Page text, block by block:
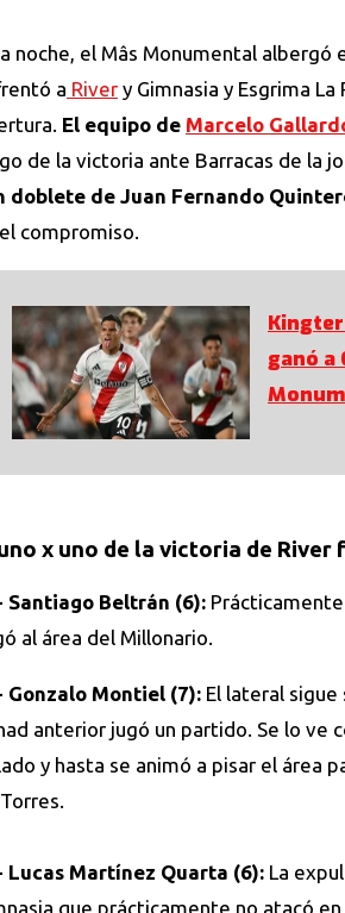
noche, el Mâs Monumental
a River y Gimnasia y Esgrima
El equipo de Marcelo
de la victoria ante Barracas de la
doblete de Juan Fernando
compromiso.
ganó a
x uno de la victoria de River
Santiago Beltrán (6):
al área del Millonario.
Gonzalo Montiel (7): El lateral sigue
anterior jugó un partido. Se lo ve
y hasta se animó a pisar el área
Lucas Martínez Quarta (6): La
que prácticamente no atacó